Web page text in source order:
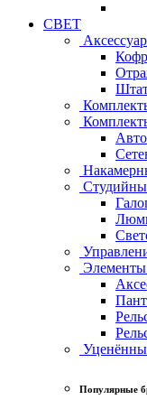
СВЕТ
Элементы
Популярные